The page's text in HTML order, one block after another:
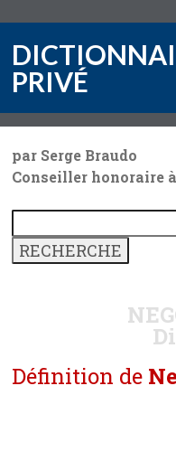
PRIVÉ
par Serge Braudo
Conseiller honoraire
Définition de